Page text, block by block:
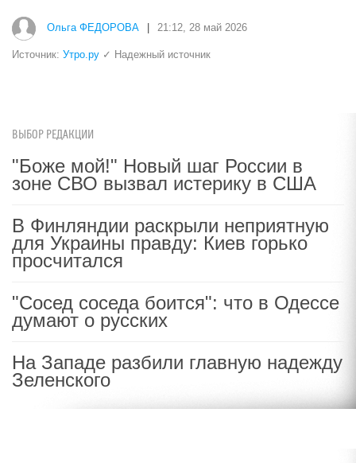
Ольга ФЕДОРОВА 21:12, 28 май 2026
Источник: Утро.ру ✓ Надежный источник
ВЫБОР РЕДАКЦИИ
"Боже мой!" Новый шаг России в
зоне СВО вызвал истерику в США
В Финляндии раскрыли неприятную
для Украины правду: Киев горько
просчитался
"Сосед соседа боится": что в Одессе
думают о русских
На Западе разбили главную надежду
Зеленского